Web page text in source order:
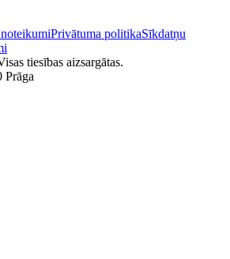
Privātuma politikaSīkdatņu
tiesības aizsargātas.
Prāga